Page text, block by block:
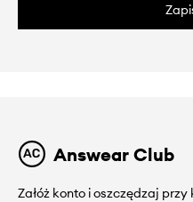
Answear Club
Załóż konto i oszczędzaj